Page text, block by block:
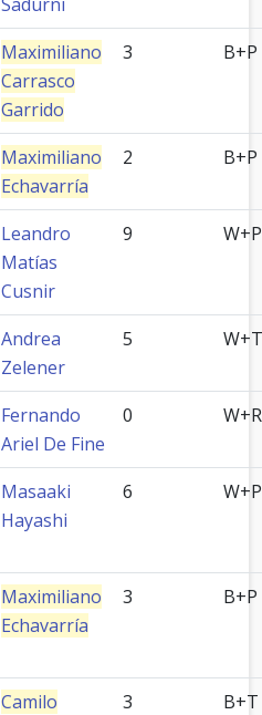
Maximiliano
Carrasco
Garrido
3 B+P
Maximiliano
Echavarría
2 B+P
Leandro
Matías
Cusnir
9 W+P
Andrea
Zelener
5 W+T
Fernando
Ariel De Fine
0 W+R
Masaaki
Hayashi
6 W+P
Maximiliano
Echavarría
3 B+P
Camilo
3 B+T